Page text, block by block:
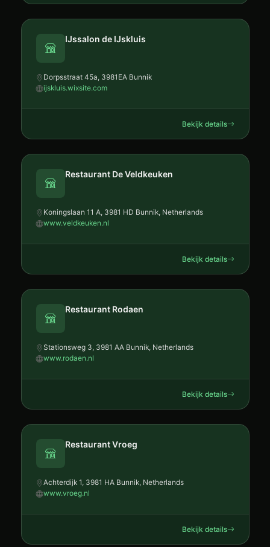
IJssalon de IJskluis
Dorpsstraat 45a, 3981EA Bunnik
ijskluis.wixsite.com
Bekijk details
Restaurant De Veldkeuken
Koningslaan 11 A, 3981 HD Bunnik, Netherlands
www.veldkeuken.nl
Bekijk details
Restaurant Rodaen
Stationsweg 3, 3981 AA Bunnik, Netherlands
www.rodaen.nl
Bekijk details
Restaurant Vroeg
Achterdijk 1, 3981 HA Bunnik, Netherlands
www.vroeg.nl
Bekijk details